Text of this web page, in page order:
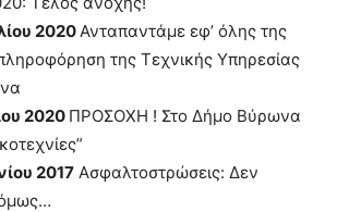
2020Ανταπαντάμε εφ’ όλης της
της Τεχνικής Υπηρεσίας
2020 ΠΡΟΣΟΧΗ ! Στο Δήμο Βύρωνα
2017 Ασφαλτοστρώσεις: Δεν